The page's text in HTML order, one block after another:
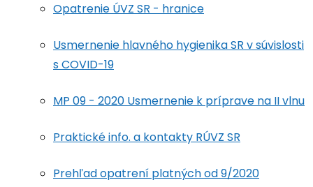
Opatrenie ÚVZ SR - hranice
Usmernenie hlavného hygienika SR v súvislosti
s COVID-19
MP 09 - 2020 Usmernenie k príprave na II vlnu
Praktické info. a kontakty RÚVZ SR
Prehľad opatrení platných od 9/2020